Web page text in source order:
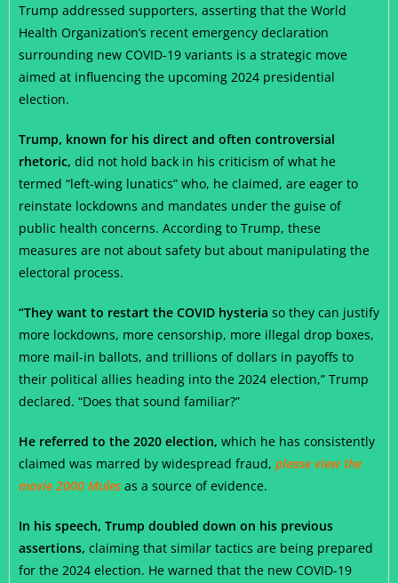
Trump addressed supporters, asserting that the World
Health Organization’s recent emergency declaration
surrounding new COVID-19 variants is a strategic move
aimed at influencing the upcoming 2024 presidential
election.
Trump, known for his direct and often controversial
rhetoric, did not hold back in his criticism of what he
termed “left-wing lunatics” who, he claimed, are eager to
reinstate lockdowns and mandates under the guise of
public health concerns. According to Trump, these
measures are not about safety but about manipulating the
electoral process.
“They want to restart the COVID hysteria so they can justify
more lockdowns, more censorship, more illegal drop boxes,
more mail-in ballots, and trillions of dollars in payoffs to
their political allies heading into the 2024 election,” Trump
declared. “Does that sound familiar?”
He referred to the 2020 election, which he has consistently
claimed was marred by widespread fraud, please view the
movie 2000 Mules as a source of evidence.
In his speech, Trump doubled down on his previous
assertions, claiming that similar tactics are being prepared
for the 2024 election. He warned that the new COVID-19